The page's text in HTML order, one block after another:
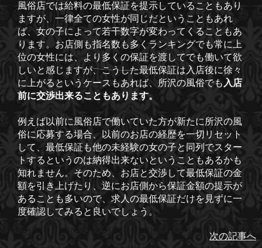
風俗店では給料の最低保証を提示していることもあり
ますが、一律全ての女性が同じだということもあれ
ば、女の子によって若干数字が変わってくることもあ
ります。お店側も指名数も多くランキングでも常に上
位の女性には、より多くの保証を渡してでも働いて欲
しいと感じますが、こうした最低保証は入店後に徐々
に上がるというケースもあれば、所沢の風俗でも 入店
前に交渉出来ることもあります。
例えば以前に風俗店で働いていた方が新たに所沢の風
俗に応募する場合、以前のお店の経歴を一切リセット
して、最低保証も他の未経験の女の子と同列でスター
トするというのは納得出来ないということもあるかも
知れません。そのため、お店と交渉して最低保証の金
額を引き上げたり、逆にお店側から保証金額の提示が
あることも多いので、求人の最低保証だけを見ずに一
度確認してみると良いでしょう。
次の記事へ